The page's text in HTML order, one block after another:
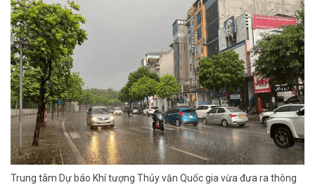
Trung tâm Dự báo Khí tượng Thủy văn Quốc gia vừa đưa ra thông